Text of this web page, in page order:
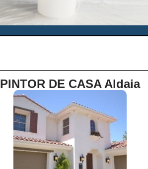
PINTOR DE CASA Aldaia